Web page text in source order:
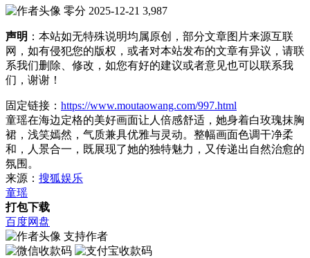
零分 2025-12-21 3,987
声明 ：本站如无特殊说明均属原创，部分文章图片来源互联
网，如有侵犯您的版权，或者对本站发布的文章有异议，请联
系我们删除、修改，如您有好的建议或者意见也可以联系我
们，谢谢！
固定链接： https://www.moutaowang.com/997.html
童瑶在海边定格的美好画面让人倍感舒适，她身着白玫瑰抹胸
裙，浅笑嫣然，气质兼具优雅与灵动。整幅画面色调干净柔
和，人景合一，既展现了她的独特魅力，又传递出自然治愈的
氛围。
来源： 搜狐娱乐
童瑶
打包下载
百度网盘
支持作者